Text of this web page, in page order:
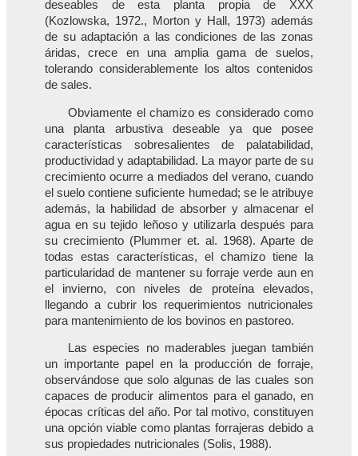
deseables de esta planta propia de XXX
(Kozlowska, 1972., Morton y Hall, 1973) además
de su adaptación a las condiciones de las zonas
áridas, crece en una amplia gama de suelos,
tolerando considerablemente los altos contenidos
de sales.
Obviamente el chamizo es considerado como
una planta arbustiva deseable ya que posee
características sobresalientes de palatabilidad,
productividad y adaptabilidad. La mayor parte de su
crecimiento ocurre a mediados del verano, cuando
el suelo contiene suficiente humedad; se le atribuye
además, la habilidad de absorber y almacenar el
agua en su tejido leñoso y utilizarla después para
su crecimiento (Plummer et. al. 1968). Aparte de
todas estas características, el chamizo tiene la
particularidad de mantener su forraje verde aun en
el invierno, con niveles de proteína elevados,
llegando a cubrir los requerimientos nutricionales
para mantenimiento de los bovinos en pastoreo.
Las especies no maderables juegan también
un importante papel en la producción de forraje,
observándose que solo algunas de las cuales son
capaces de producir alimentos para el ganado, en
épocas críticas del año. Por tal motivo, constituyen
una opción viable como plantas forrajeras debido a
sus propiedades nutricionales (Solis, 1988).